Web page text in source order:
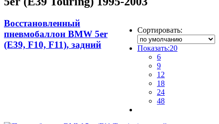
Сортировать:
Показать:20
6
9
12
18
24
48
Восстановленный
пневмобаллон BMW 5er
(E39, F10, F11), задний